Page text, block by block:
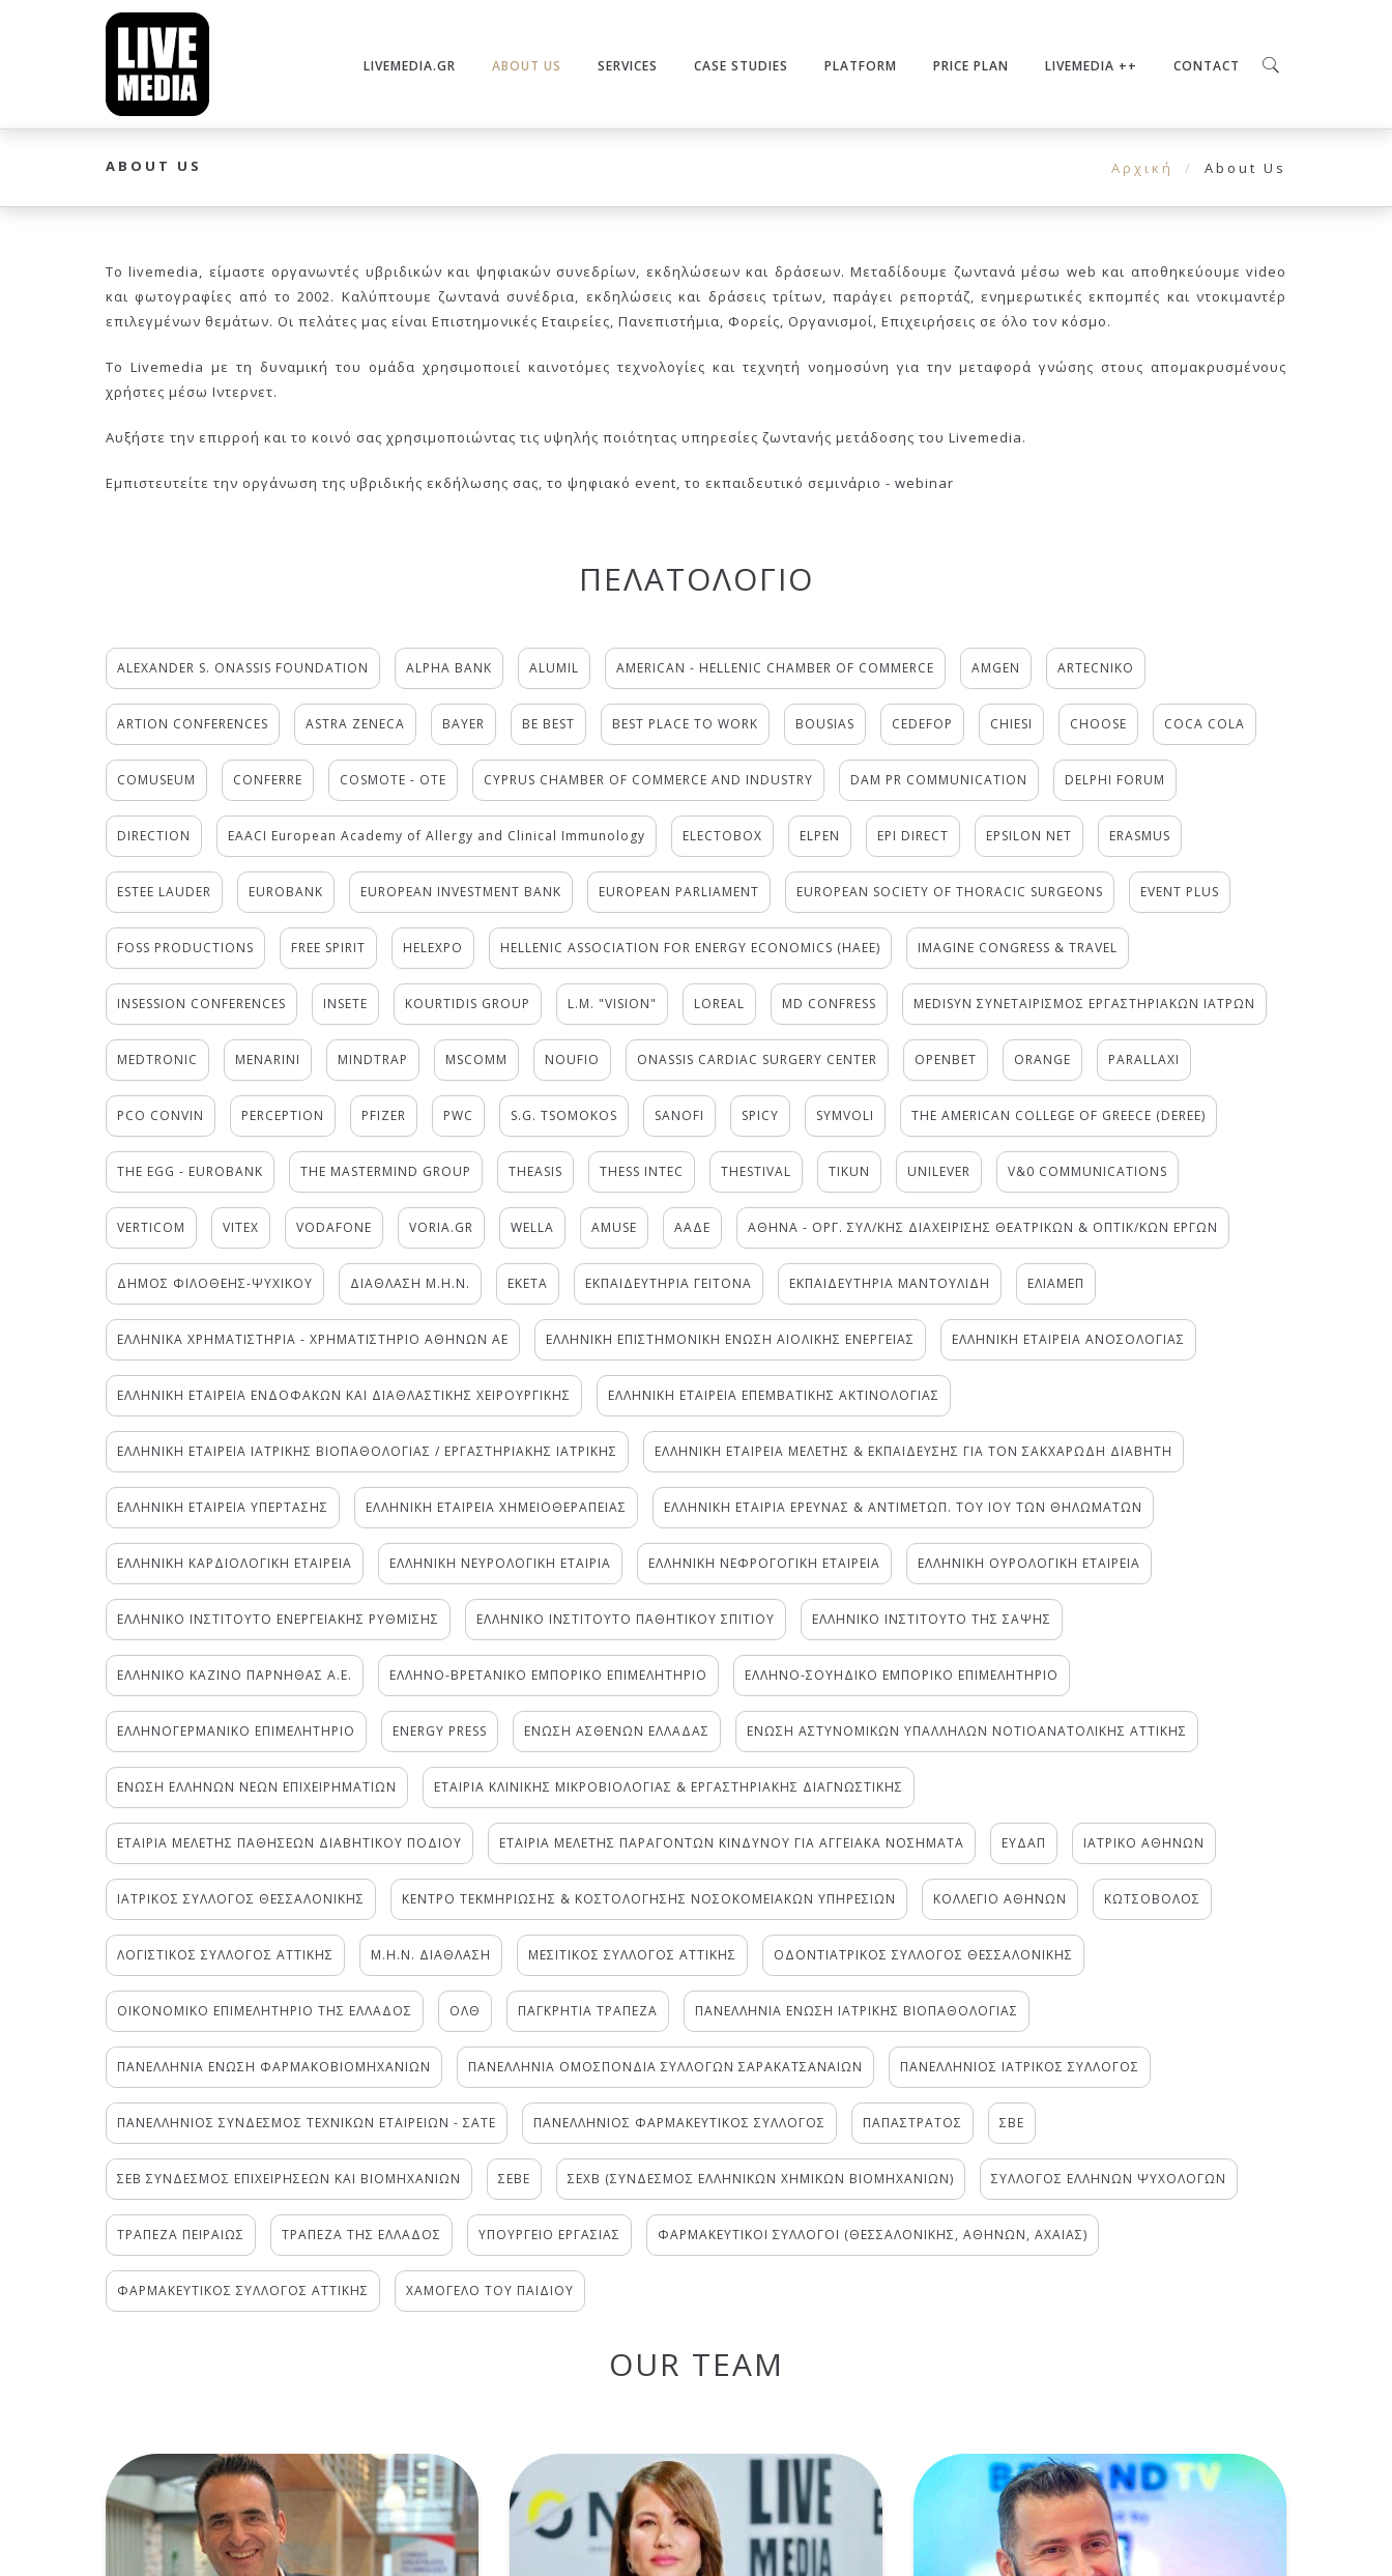
LIVEMEDIA.GR ABOUT US SERVICES CASE STUDIES PLATFORM PRICE PLAN LIVEMEDIA ++ CONTACT
ABOUT US Αρχική About Us
Το livemedia, είμαστε οργανωντές υβριδικών και ψηφιακών συνεδρίων, εκδηλώσεων και δράσεων. Μεταδίδουμε ζωντανά μέσω web και αποθηκεύουμε video
και φωτογραφίες από το 2002. Καλύπτουμε ζωντανά συνέδρια, εκδηλώσεις και δράσεις τρίτων, παράγει ρεπορτάζ, ενημερωτικές εκπομπές και ντοκιμαντέρ
επιλεγμένων θεμάτων. Οι πελάτες μας είναι Επιστημονικές Εταιρείες, Πανεπιστήμια, Φορείς, Οργανισμοί, Επιχειρήσεις σε όλο τον κόσμο.
Το Livemedia με τη δυναμική του ομάδα χρησιμοποιεί καινοτόμες τεχνολογίες και τεχνητή νοημοσύνη για την μεταφορά γνώσης στους απομακρυσμένους
χρήστες μέσω Ιντερνετ.
Αυξήστε την επιρροή και το κοινό σας χρησιμοποιώντας τις υψηλής ποιότητας υπηρεσίες ζωντανής μετάδοσης του Livemedia.
Εμπιστευτείτε την οργάνωση της υβριδικής εκδήλωσης σας, το ψηφιακό event, το εκπαιδευτικό σεμινάριο - webinar
ΠΕΛΑΤΟΛOΓΙΟ
ALEXANDER S. ONASSIS FOUNDATION ALPHA BANK ALUMIL AMERICAN - HELLENIC CHAMBER OF COMMERCE AMGEN ARTECNIKO
ARTION CONFERENCES ASTRA ZENECA BAYER BE BEST BEST PLACE TO WORK BOUSIAS CEDEFOP CHIESI CHOOSE COCA COLA
COMUSEUM CONFERRE COSMOTE - OTE CYPRUS CHAMBER OF COMMERCE AND INDUSTRY DAM PR COMMUNICATION DELPHI FORUM
DIRECTION EAACI European Academy of Allergy and Clinical Immunology ELECTOBOX ELPEN EPI DIRECT EPSILON NET ERASMUS
ESTEE LAUDER EUROBANK EUROPEAN INVESTMENT BANK EUROPEAN PARLIAMENT EUROPEAN SOCIETY OF THORACIC SURGEONS EVENT PLUS
FOSS PRODUCTIONS FREE SPIRIT HELEXPO HELLENIC ASSOCIATION FOR ENERGY ECONOMICS (ΗΑΕΕ) IMAGINE CONGRESS & TRAVEL
INSESSION CONFERENCES INSETE KOURTIDIS GROUP L.M. "VISION" LOREAL MD CONFRESS MEDISYN ΣΥΝΕΤΑΙΡΙΣΜΟΣ ΕΡΓΑΣΤΗΡΙΑΚΩΝ ΙΑΤΡΩΝ
MEDTRONIC MENARINI MINDTRAP MSCOMM NOUFIO ONASSIS CARDIAC SURGERY CENTER OPENBET ORANGE PARALLAXI
PCO CONVIN PERCEPTION PFIZER PWC S.G. ΤSOMOKOS SANOFI SPICY SYMVOLI THE AMERICAN COLLEGE OF GREECE (DEREE)
THE EGG - EUROBANK THE MASTERMIND GROUP THEASIS THESS INTEC THESTIVAL TIKUN UNILEVER V&0 COMMUNICATIONS
VERTICOM VITEX VODAFONE VORIA.GR WELLA ΑMUSE ΑΑΔΕ ΑΘΗΝΑ - ΟΡΓ. ΣΥΛ/ΚΗΣ ΔΙΑΧΕΙΡΙΣΗΣ ΘΕΑΤΡΙΚΩΝ & ΟΠΤΙΚ/ΚΩΝ ΕΡΓΩΝ
ΔΗΜΟΣ ΦΙΛΟΘΕΗΣ-ΨΥΧΙΚΟΥ ΔΙΑΘΛΑΣΗ Μ.Η.Ν. ΕΚΕΤΑ ΕΚΠΑΙΔΕΥΤΗΡΙΑ ΓΕΙΤΟΝΑ ΕΚΠΑΙΔΕΥΤΗΡΙΑ ΜΑΝΤΟΥΛΙΔΗ ΕΛΙΑΜΕΠ
ΕΛΛΗΝΙΚΑ ΧΡΗΜΑΤΙΣΤΗΡΙΑ - ΧΡΗΜΑΤΙΣΤΗΡΙΟ ΑΘΗΝΩΝ ΑΕ ΕΛΛΗΝΙΚΗ ΕΠΙΣΤΗΜΟΝΙΚΗ ΕΝΩΣΗ ΑΙΟΛΙΚΗΣ ΕΝΕΡΓΕΙΑΣ ΕΛΛΗΝΙΚΗ ΕΤΑΙΡΕΙΑ ΑΝΟΣΟΛΟΓΙΑΣ
ΕΛΛΗΝΙΚΗ ΕΤΑΙΡΕΙΑ ΕΝΔΟΦΑΚΩΝ ΚΑΙ ΔΙΑΘΛΑΣΤΙΚΗΣ ΧΕΙΡΟΥΡΓΙΚΗΣ ΕΛΛΗΝΙΚΗ ΕΤΑΙΡΕΙΑ ΕΠΕΜΒΑΤΙΚΗΣ ΑΚΤΙΝΟΛΟΓΙΑΣ
ΕΛΛΗΝΙΚΗ ΕΤΑΙΡΕΙΑ ΙΑΤΡΙΚΗΣ ΒΙΟΠΑΘΟΛΟΓΙΑΣ / ΕΡΓΑΣΤΗΡΙΑΚΗΣ ΙΑΤΡΙΚΗΣ ΕΛΛΗΝΙΚΗ ΕΤΑΙΡΕΙΑ ΜΕΛΕΤΗΣ & ΕΚΠΑΙΔΕΥΣΗΣ ΓΙΑ ΤΟΝ ΣΑΚΧΑΡΩΔΗ ΔΙΑΒΗΤΗ
ΕΛΛΗΝΙΚΗ ΕΤΑΙΡΕΙΑ ΥΠΕΡΤΑΣΗΣ ΕΛΛΗΝΙΚΗ ΕΤΑΙΡΕΙΑ ΧΗΜΕΙΟΘΕΡΑΠΕΙΑΣ ΕΛΛΗΝΙΚΗ ΕΤΑΙΡΙΑ ΕΡEYΝΑΣ & ΑΝΤΙΜΕΤΩΠ. ΤΟΥ ΙΟΥ ΤΩΝ ΘΗΛΩΜΑΤΩΝ
ΕΛΛΗΝΙΚΗ ΚΑΡΔΙΟΛΟΓΙΚΗ ΕΤΑΙΡΕΙΑ ΕΛΛΗΝΙΚΗ ΝΕΥΡΟΛΟΓΙΚΗ ΕΤΑΙΡΙΑ ΕΛΛΗΝΙΚΗ ΝΕΦΡΟΓΟΓΙΚΗ ΕΤΑΙΡΕΙΑ ΕΛΛΗΝΙΚΗ ΟΥΡΟΛΟΓΙΚΗ ΕΤΑΙΡΕΙΑ
ΕΛΛΗΝΙΚΟ ΙΝΣΤΙΤΟΥΤΟ ΕΝΕΡΓΕΙΑΚΗΣ ΡΥΘΜΙΣΗΣ ΕΛΛΗΝΙΚΟ ΙΝΣΤΙΤΟΥΤΟ ΠΑΘΗΤΙΚΟΥ ΣΠΙΤΙΟΥ ΕΛΛΗΝΙΚΟ ΙΝΣΤΙΤΟΥΤΟ ΤΗΣ ΣΑΨΗΣ
ΕΛΛΗΝΙΚΟ ΚΑΖΙΝΟ ΠΑΡΝΗΘΑΣ Α.Ε. ΕΛΛΗΝΟ-ΒΡΕΤΑΝΙΚΟ ΕΜΠΟΡΙΚΟ ΕΠΙΜΕΛΗΤΗΡΙΟ ΕΛΛΗΝΟ-ΣΟΥΗΔΙΚΟ ΕΜΠΟΡΙΚΟ ΕΠΙΜΕΛΗΤΗΡΙΟ
ΕΛΛΗΝΟΓΕΡΜΑΝΙΚΟ ΕΠΙΜΕΛΗΤΗΡΙΟ ΕΝΕRGY PRESS ΕΝΩΣΗ ΑΣΘΕΝΩΝ ΕΛΛΑΔΑΣ ΕΝΩΣΗ ΑΣΤΥΝΟΜΙΚΩΝ ΥΠΑΛΛΗΛΩΝ ΝΟΤΙΟΑΝΑΤΟΛΙΚΗΣ ΑΤΤΙΚΗΣ
ΕΝΩΣΗ ΕΛΛΗΝΩΝ ΝΕΩΝ ΕΠΙΧΕΙΡΗΜΑΤΙΩΝ ΕΤΑΙΡΙΑ ΚΛΙΝΙΚΗΣ ΜΙΚΡΟΒΙΟΛΟΓΙΑΣ & ΕΡΓΑΣΤΗΡΙΑΚΗΣ ΔΙΑΓΝΩΣΤΙΚΗΣ
ΕΤΑΙΡΙΑ ΜΕΛΕΤΗΣ ΠΑΘΗΣΕΩΝ ΔΙΑΒΗΤΙΚΟΥ ΠΟΔΙΟΥ ΕΤΑΙΡΙΑ ΜΕΛΕΤΗΣ ΠΑΡΑΓΟΝΤΩΝ ΚΙΝΔΥΝΟΥ ΓΙΑ ΑΓΓΕΙΑΚΑ ΝΟΣΗΜΑΤΑ ΕΥΔΑΠ ΙΑΤΡΙΚΟ ΑΘΗΝΩΝ
ΙΑΤΡΙΚΟΣ ΣΥΛΛΟΓΟΣ ΘΕΣΣΑΛΟΝΙΚΗΣ ΚΕΝΤΡΟ ΤΕΚΜΗΡΙΩΣΗΣ & ΚΟΣΤΟΛΟΓΗΣΗΣ ΝΟΣΟΚΟΜΕΙΑΚΩΝ ΥΠΗΡΕΣΙΩΝ ΚΟΛΛΕΓΙΟ ΑΘΗΝΩΝ ΚΩΤΣΟΒΟΛΟΣ
ΛΟΓΙΣΤΙΚΟΣ ΣΥΛΛΟΓΟΣ ΑΤΤΙΚΗΣ Μ.Η.Ν. ΔΙΑΘΛΑΣΗ ΜΕΣΙΤΙΚΟΣ ΣΥΛΛΟΓΟΣ ΑΤΤΙΚΗΣ ΟΔΟΝΤΙΑΤΡΙΚΟΣ ΣΥΛΛΟΓΟΣ ΘΕΣΣΑΛΟΝΙΚΗΣ
ΟΙΚΟΝΟΜΙΚΟ ΕΠΙΜΕΛΗΤΗΡΙΟ ΤΗΣ ΕΛΛΑΔΟΣ ΟΛΘ ΠΑΓΚΡΗΤΙΑ ΤΡΑΠΕΖΑ ΠΑΝΕΛΛΗΝΙΑ ΕΝΩΣΗ ΙΑΤΡΙΚΗΣ ΒΙΟΠΑΘΟΛΟΓΙΑΣ
ΠΑΝΕΛΛΗΝΙΑ ΕΝΩΣΗ ΦΑΡΜΑΚΟΒΙΟΜΗΧΑΝΙΩΝ ΠΑΝΕΛΛΗΝΙΑ ΟΜΟΣΠΟΝΔΙΑ ΣΥΛΛΟΓΩΝ ΣΑΡΑΚΑΤΣΑΝΑΙΩΝ ΠΑΝΕΛΛΗΝΙΟΣ ΙΑΤΡΙΚΟΣ ΣΥΛΛΟΓΟΣ
ΠΑΝΕΛΛΗΝΙΟΣ ΣΥΝΔΕΣΜΟΣ ΤΕΧΝΙΚΩΝ ΕΤΑΙΡΕΙΩΝ - ΣΑΤΕ ΠΑΝΕΛΛΗΝΙΟΣ ΦΑΡΜΑΚΕΥΤΙΚΟΣ ΣΥΛΛΟΓΟΣ ΠΑΠΑΣΤΡΑΤΟΣ ΣΒΕ
ΣΕΒ ΣΥΝΔΕΣΜΟΣ ΕΠΙΧΕΙΡΗΣΕΩΝ ΚΑΙ ΒΙΟΜΗΧΑΝΙΩΝ ΣΕΒΕ ΣΕΧΒ (ΣΥΝΔΕΣΜΟΣ ΕΛΛΗΝΙΚΩΝ ΧΗΜΙΚΩΝ ΒΙΟΜΗΧΑΝΙΩΝ) ΣΥΛΛΟΓΟΣ ΕΛΛΗΝΩΝ ΨΥΧΟΛΟΓΩΝ
ΤΡΑΠΕΖΑ ΠΕΙΡΑΙΩΣ ΤΡΑΠΕΖΑ ΤΗΣ ΕΛΛΑΔΟΣ ΥΠΟΥΡΓΕΙΟ ΕΡΓΑΣΙΑΣ ΦΑΡΜΑΚΕΥΤΙΚΟΙ ΣΥΛΛΟΓΟΙ (ΘΕΣΣΑΛΟΝΙΚΗΣ, ΑΘΗΝΩΝ, ΑΧΑΙΑΣ)
ΦΑΡΜΑΚΕΥΤΙΚΟΣ ΣΥΛΛΟΓΟΣ ΑΤΤΙΚΗΣ ΧΑΜΟΓΕΛΟ ΤΟΥ ΠΑΙΔΙΟΥ
OUR TEAM